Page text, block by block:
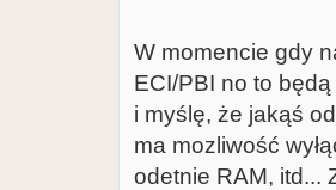
W momencie gdy
ECI/PBI no to
i myślę, że jakąś
ma mozliwość
odetnie RAM, itd...